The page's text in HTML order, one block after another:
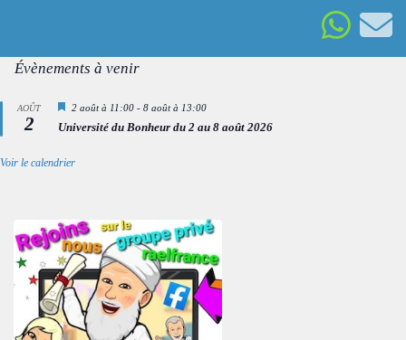
Évènements à venir
AOÛT
2
Mis
avant
2 août à 11:00 - 8 août à 13:00
Université du Bonheur du 2 au 8 août 2026
Voir le calendrier